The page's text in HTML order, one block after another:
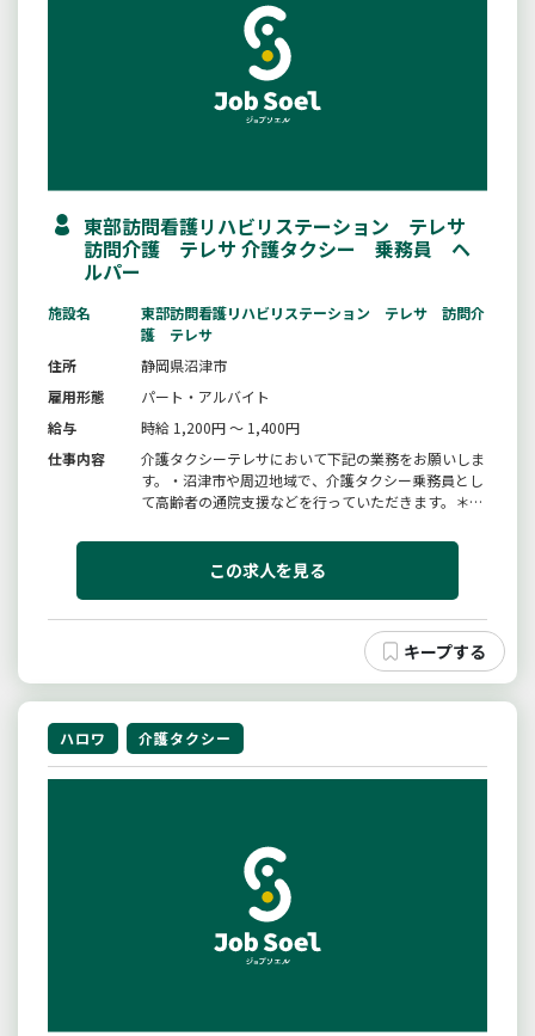
東部訪問看護リハビリステーション テレサ
訪問介護 テレサ 介護タクシー 乗務員 ヘ
ルパー
施設名
東部訪問看護リハビリステーション テレサ 訪問介
護 テレサ
住所
静岡県沼津市
雇用形態
パート・アルバイト
給与
時給 1,200円 ～ 1,400円
仕事内容
介護タクシーテレサにおいて下記の業務をお願いしま
す。・沼津市や周辺地域で、介護タクシー乗務員とし
て高齢者の通院支援などを行っていただきます。＊介
＊２種免許取得制度がありますので、一定条件を満た
せば費用は掛かりません。※男性・女性とも、活躍し
この求人を見る
ハロワ 介護タクシー